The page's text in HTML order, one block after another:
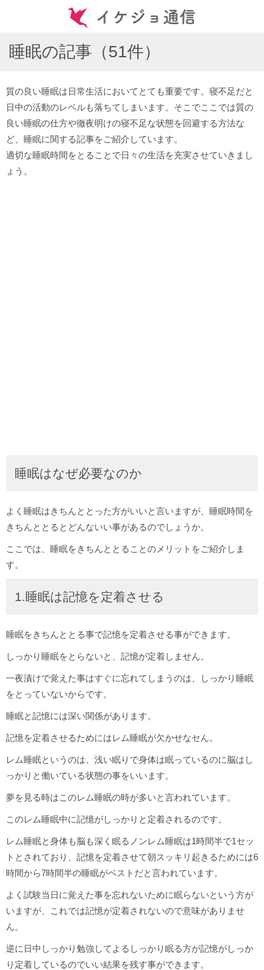
睡眠の記事（51件）
質の良い睡眠は日常生活においてとても重要です。寝不足だと
日中の活動のレベルも落ちてしまいます。そこでここでは質の
良い睡眠の仕方や徹夜明けの寝不足な状態を回避する方法な
ど、睡眠に関する記事をご紹介しています。
適切な睡眠時間をとることで日々の生活を充実させていきまし
ょう。
睡眠はなぜ必要なのか
よく睡眠はきちんととった方がいいと言いますが、睡眠時間を
きちんととるとどんないい事があるのでしょうか。
ここでは、睡眠をきちんととることのメリットをご紹介しま
す。
1.睡眠は記憶を定着させる
睡眠をきちんととる事で記憶を定着させる事ができます。
しっかり睡眠をとらないと、記憶が定着しません。
一夜漬けで覚えた事はすぐに忘れてしまうのは、しっかり睡眠
をとっていないからです。
睡眠と記憶には深い関係があります。
記憶を定着させるためにはレム睡眠が欠かせなセん。
レム睡眠というのは、浅い眠りで身体は眠っているのに脳はし
っかりと働いている状態の事をいいます。
夢を見る時はこのレム睡眠の時が多いと言われています。
このレム睡眠中に記憶がしっかりと定着されるのです。
レム睡眠と身体も脳も深く眠るノンレム睡眠は1時間半で1セッ
トとされており、記憶を定着させて朝スッキリ起きるためには6
時間から7時間半の睡眠がベストだと言われています。
よく試験当日に覚えた事を忘れないために眠らないという方が
いますが、これでは記憶が定着されないので意味がありませ
ん。
逆に日中しっかり勉強してよるしっかり眠る方が記憶がしっか
り定着しているのでいい結果を残す事ができます。